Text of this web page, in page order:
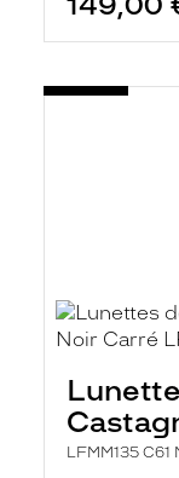
LFMM135 C61